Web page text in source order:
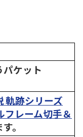
ケット
軌跡シリーズ
フレーム切手＆
。